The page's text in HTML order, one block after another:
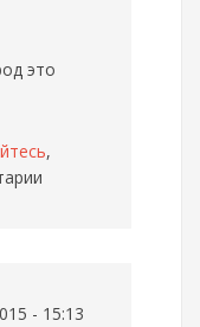
это
,
- 15:13